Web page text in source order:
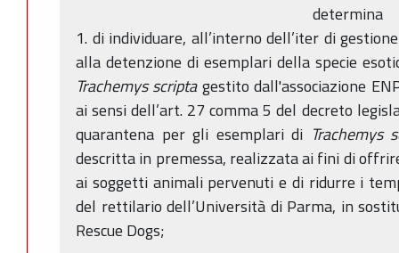
determina
1. di individuare, all’interno dell’iter di
alla detenzione di esemplari della specie
Trachemys scriptagestito dall'associazione
ai sensi dell’art. 27 comma 5 del decreto
quarantena per gli esemplari di Trachemys
descritta in premessa, realizzata ai fini di
ai soggetti animali pervenuti e di ridurre i
del rettilario dell’Università di Parma, in
Rescue Dogs;